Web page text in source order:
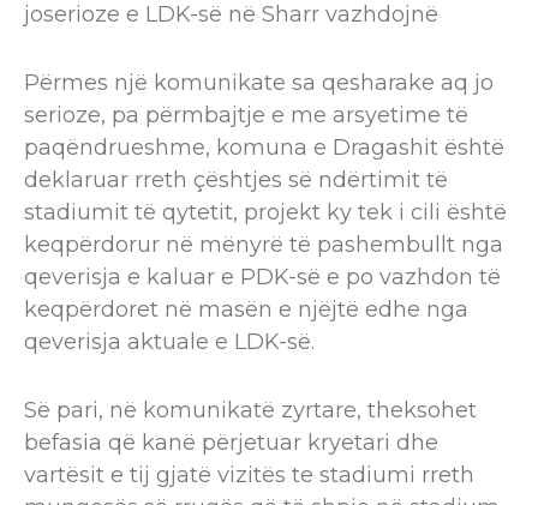
joserioze e LDK-së në Sharr vazhdojnë
Përmes një komunikate sa qesharake aq jo
serioze, pa përmbajtje e me arsyetime të
paqëndrueshme, komuna e Dragashit është
deklaruar rreth çështjes së ndërtimit të
stadiumit të qytetit, projekt ky tek i cili është
keqpërdorur në mënyrë të pashembullt nga
qeverisja e kaluar e PDK-së e po vazhdon të
keqpërdoret në masën e njëjtë edhe nga
qeverisja aktuale e LDK-së.
Së pari, në komunikatë zyrtare, theksohet
befasia që kanë përjetuar kryetari dhe
vartësit e tij gjatë vizitës te stadiumi rreth